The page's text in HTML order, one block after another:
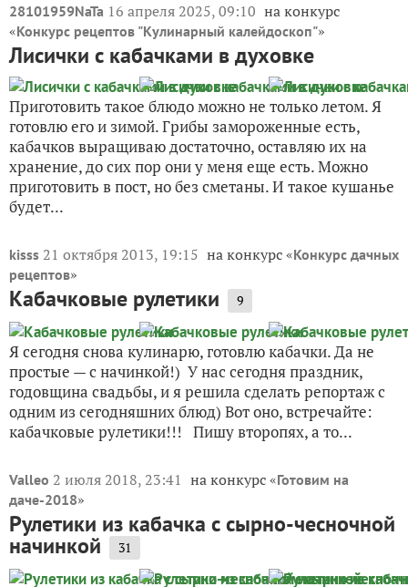
28101959NaTa 16 апреля 2025, 09:10 на конкурс
«Конкурс рецептов "Кулинарный калейдоскоп"»
Лисички с кабачками в духовке
Приготовить такое блюдо можно не только летом. Я
готовлю его и зимой. Грибы замороженные есть,
кабачков выращиваю достаточно, оставляю их на
хранение, до сих пор они у меня еще есть. Можно
приготовить в пост, но без сметаны. И такое кушанье
будет...
kisss 21 октября 2013, 19:15 на конкурс «Конкурс дачных
рецептов»
Кабачковые рулетики 9
Я сегодня снова кулинарю, готовлю кабачки. Да не
простые — с начинкой!) У нас сегодня праздник,
годовщина свадьбы, и я решила сделать репортаж с
одним из сегодняшних блюд) Вот оно, встречайте:
кабачковые рулетики!!! Пишу второпях, а то...
Valleo 2 июля 2018, 23:41 на конкурс «Готовим на
даче-2018»
Рулетики из кабачка с сырно-чесночной
начинкой 31